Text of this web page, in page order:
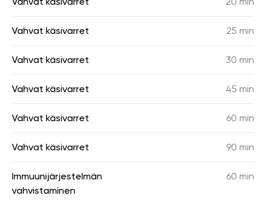
Vahvat käsivarret 25 min
Vahvat käsivarret 30 min
Vahvat käsivarret 45 min
Vahvat käsivarret 60 min
Vahvat käsivarret 90 min
Immuunijärjestelmän
vahvistaminen
60 min